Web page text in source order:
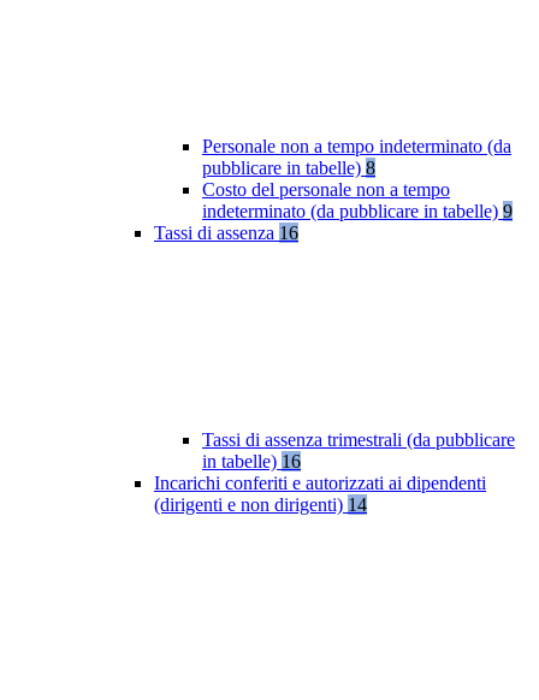
Personale non a tempo indeterminato (da
pubblicare in tabelle) 8
Costo del personale non a tempo
indeterminato (da pubblicare in tabelle) 9
Tassi di assenza 16
Tassi di assenza trimestrali (da pubblicare
in tabelle) 16
Incarichi conferiti e autorizzati ai dipendenti
(dirigenti e non dirigenti) 14